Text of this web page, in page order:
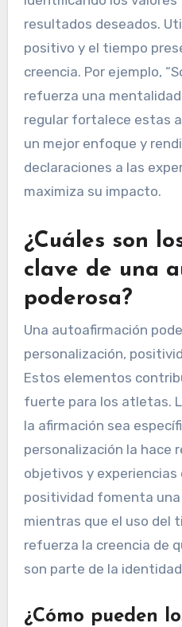
resultados deseados.
positivo y el tiempo
creencia. Por ejemplo,
refuerza una
regular fortalece estas
un mejor enfoque y
declaraciones a las
maximiza su impacto.
¿Cuáles son
clave de una
poderosa?
Una autoafirmación
personalización,
Estos elementos
fuerte para los atletas.
la afirmación sea
personalización la hace
objetivos y experiencias
positividad fomenta
mientras que el uso del
refuerza la creencia de
son parte de la
¿Cómo pueden